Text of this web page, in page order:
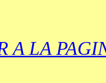
A LA